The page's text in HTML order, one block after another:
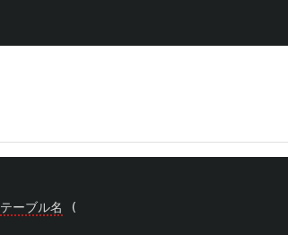
テーブル名
(